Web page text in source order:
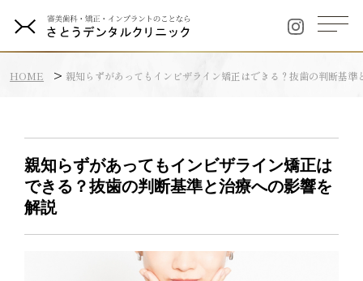
HOME 親知らずがあってもインビザライン矯正はできる？抜歯の判断基準
親知らずがあってもインビザライン矯正は
できる？抜歯の判断基準と治療への影響を
解説